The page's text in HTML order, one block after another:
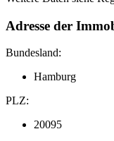
Adresse der
Bundesland:
Hamburg
PLZ:
20095